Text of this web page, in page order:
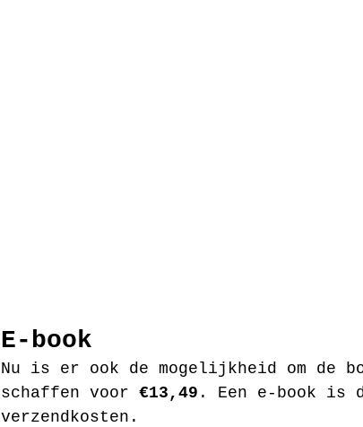
E-book
Nu is er ook de mogelijkheid om de
schaffen voor €13,49 . Een e-book is
verzendkosten.